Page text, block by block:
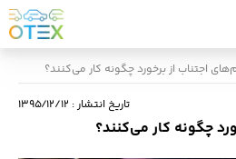
اجتناب از برخورد چگونه کار می‌کنند؟
تاریخ انتشار: ۱۳۹۵/۱۲/۱۲
چگونه کار می‌کنند؟